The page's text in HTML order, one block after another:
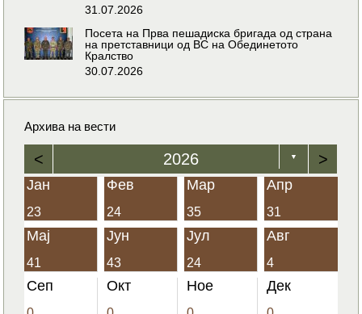
31.07.2026
Посета на Прва пешадиска бригада од страна
на претставници од ВС на Обединетото
Кралство
30.07.2026
Архива на вести
< 2026 ▼ >
Јан
23
Фев
24
Мар
35
Апр
31
Мај
41
Јун
43
Јул
24
Авг
4
Сеп Окт Ное Дек